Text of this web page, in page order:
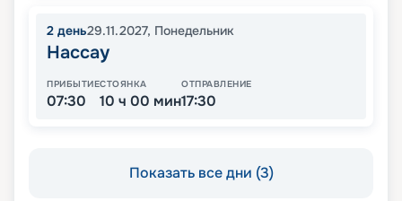
2 день29.11.2027, Понедельник
Нассау
ПРИБЫТИЕ
07:30
СТОЯНКА
10 ч 00 мин
ОТПРАВЛЕНИЕ
17:30
Показать все дни (3)